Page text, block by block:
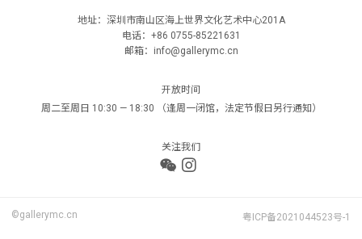
地址：深圳市南山区海上世界文化艺术中心201A
电话：+86 0755-85221631
邮箱：info@gallerymc.cn
开放时间
周二至周日 10:30 — 18:30 （逢周一闭馆，法定节假日另行通知）
关注我们
©gallerymc.cn 粤ICP备2021044523号-1